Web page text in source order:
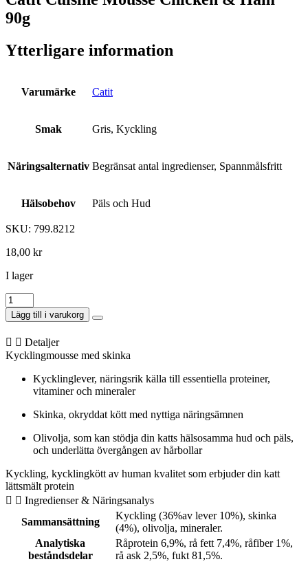
90g
Ytterligare information
Varumärke Catit
Smak Gris, Kyckling
Näringsalternativ Begränsat antal ingredienser, Spannmålsfritt
Hälsobehov Päls och Hud
SKU: 799.8212
18,00 kr
I lager
Catit
Cuisine
Mousse
Chicken
&
Ham
mängd
Lägg till i varukorg
Detaljer
Kycklingmousse med skinka
Kycklinglever, näringsrik källa till essentiella proteiner,
vitaminer och mineraler
Skinka, okryddat kött med nyttiga näringsämnen
Olivolja, som kan stödja din katts hälsosamma hud och päls,
och underlätta övergången av hårbollar
Kyckling, kycklingkött av human kvalitet som erbjuder din katt
lättsmält protein
Ingredienser & Näringsanalys
Sammansättning
Kyckling (36%av lever 10%), skinka
(4%), olivolja, mineraler.
Analytiska
beståndsdelar
Råprotein 6,9%, rå fett 7,4%, råfiber 1%,
rå ask 2,5%, fukt 81,5%.